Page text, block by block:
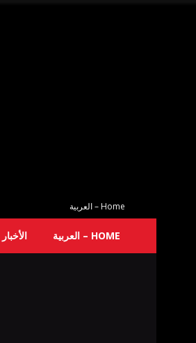
Home – العربية
HOME – العربية الأخبار